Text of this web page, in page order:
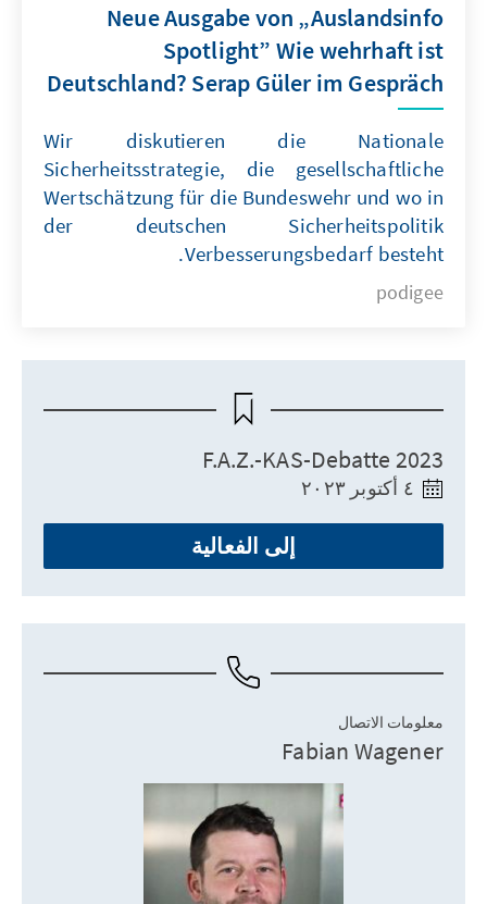
Neue Ausgabe von „Auslandsinfo
Spotlight” Wie wehrhaft ist
Deutschland? Serap Güler im Gespräch
Wir diskutieren die Nationale
Sicherheitsstrategie, die gesellschaftliche
Wertschätzung für die Bundeswehr und wo in
der deutschen Sicherheitspolitik
Verbesserungsbedarf besteht.
podigee
F.A.Z.-KAS-Debatte 2023
إلى الفعالية
معلومات الاتصال
Fabian Wagener